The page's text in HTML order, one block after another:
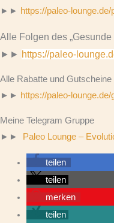
►► https://paleo-lounge.de/
Alle Folgen des
►► https://paleo-
Alle Rabatte und
►► https://paleo-
Meine Telegram Gruppe
►►
Paleo Lounge –
teilen
teilen
merken
teilen